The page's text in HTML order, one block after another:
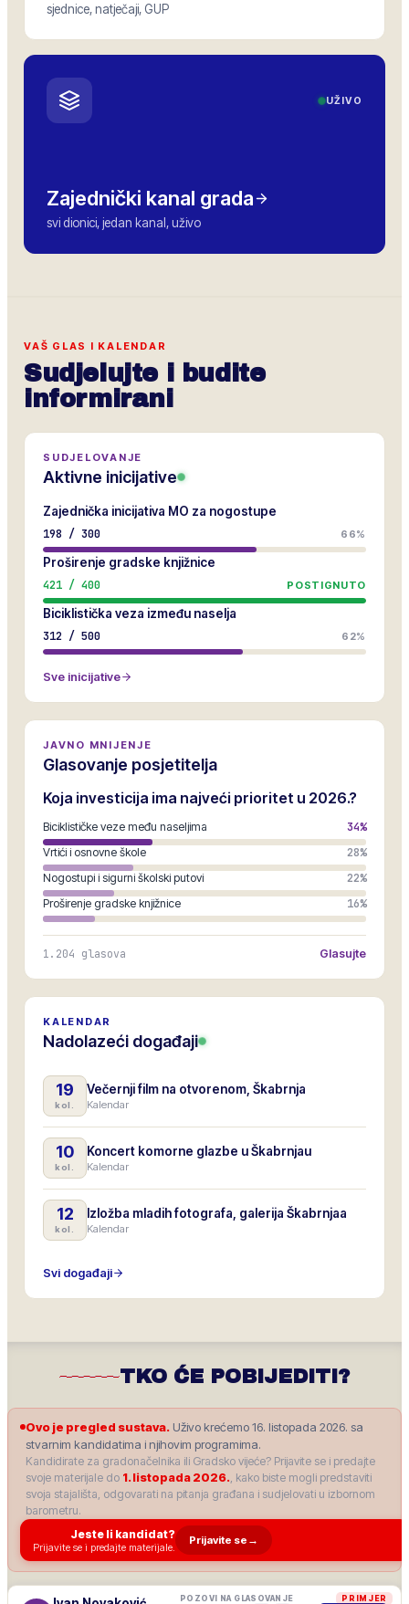
sjednice, natječaji, GUP
UŽIVO
Zajednički kanal grada
svi dionici, jedan kanal, uživo
VAŠ GLAS I KALENDAR
Sudjelujte i budite
informirani
SUDJELOVANJE
Aktivne inicijative
Zajednička inicijativa MO za nogostupe
198 / 300 66%
Proširenje gradske knjižnice
421 / 400 POSTIGNUTO
Biciklistička veza između naselja
312 / 500 62%
Sve inicijative
JAVNO MNIJENJE
Glasovanje posjetitelja
Koja investicija ima najveći prioritet u 2026.?
Biciklističke veze među naseljima 34%
Vrtići i osnovne škole 28%
Nogostupi i sigurni školski putovi 22%
Proširenje gradske knjižnice 16%
1.204 glasova Glasujte
KALENDAR
Nadolazeći događaji
19
kol.
Večernji film na otvorenom, Škabrnja
Kalendar
10
kol.
Koncert komorne glazbe u Škabrnjau
Kalendar
12
kol.
Izložba mladih fotografa, galerija Škabrnjaa
Kalendar
Svi događaji
TKO ĆE POBIJEDITI?
Ovo je pregled sustava. Uživo krećemo 16. listopada 2026. sa
stvarnim kandidatima i njihovim programima.
Kandidirate za gradonačelnika ili Gradsko vijeće? Prijavite se i predajte
svoje materijale do 1. listopada 2026., kako biste mogli predstaviti
svoja stajališta, odgovarati na pitanja građana i sudjelovati u izbornom
barometru.
Jeste li kandidat?
Prijavite se i predajte materijale.
Prijavite se →
PRIMJER
POZOVI NA GLASOVANJE